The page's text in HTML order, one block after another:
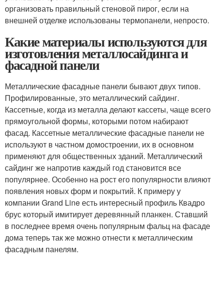
организовать правильный стеновой пирог, если на
внешней отделке использованы термопанели, непросто.
Какие материалы используются для
изготовления металлосайдинга и
фасадной панели
Металлические фасадные панели бывают двух типов.
Профилированные, это металлический сайдинг.
Кассетные, когда из металла делают кассеты, чаще всего
прямоугольной формы, которыми потом набирают
фасад. Кассетные металлические фасадные панели не
используют в частном домостроении, их в основном
применяют для общественных зданий. Металлический
сайдинг же напротив каждый год становится все
популярнее. Особенно на рост его популярности влияют
появления новых форм и покрытий. К примеру у
компании Grand Line есть интересный профиль Квадро
брус который имитирует деревянный планкен. Ставший
в последнее время очень популярным фальц на фасаде
дома теперь так же можно отнести к металлическим
фасадным панелям.